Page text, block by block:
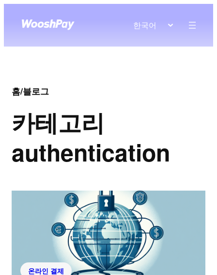
한국어
홈/블로그
카테고리
authentication
온라인 결제